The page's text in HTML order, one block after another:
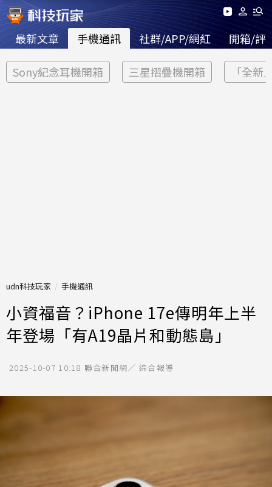
最新文章 手機通訊 社群/APP/網紅 開箱/評
Sony紀念耳機開箱 三星摺疊機開箱 「全新
udn科技玩家 手機通訊
小資福音？iPhone 17e傳明年上半
年登場「有A19晶片和動態島」
2025-10-07 10:18 聯合新聞網／ 綜合報導